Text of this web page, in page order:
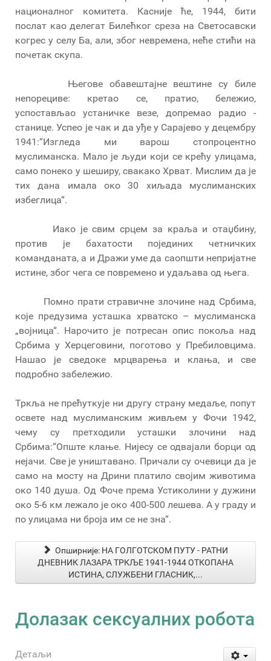
националног комитета. Касније ће, 1944, бити
послат као делегат Билећког среза на Светосавски
когрес у селу Ба, али, због невремена, неће стићи на
почетак скупа.
Његове обавештајне вештине су биле
непорециве: кретао се, пратио, бележио,
успостављао устаничке везе, допремао радио -
станице. Успео је чак и да уђе у Сарајево у децембру
1941:“Изгледа ми варош стопроцентно
муслиманска. Мало је људи који се крећу улицама,
само понеко у шеширу, свакако Хрват. Мислим да је
тих дана имала око 30 хиљада муслиманских
избеглица“.
Иако је свим срцем за краља и отаџбину,
против је бахатости појединих четничких
команданата, а и Дражи уме да саопшти непријатне
истине, због чега се повремено и удаљава од њега.
Помно прати стравичне злочине над Србима,
које предузима усташка хрватско – муслиманска
„војница“. Нарочито је потресан опис покоља над
Србима у Херцеговини, поготово у Пребиловцима.
Нашао је сведоке мрцварења и клања, и све
подробно забележио.
Тркља не прећуткује ни другу страну медаље, попут
освете над муслиманским живљем у Фочи 1942,
чему су претходили усташки злочини над
Србима:“Опште клање. Нијесу се одвајали борци од
нејачи. Све је уништавано. Причали су очевици да је
само на мосту на Дрини платило својим животима
око 140 душа. Од Фоче према Устиколини у дужини
око 5-6 км лежало је око 400-500 лешева. А у граду и
по улицама ни броја им се не зна“.
Опширније: НА ГОЛГОТСКОМ ПУТУ - РАТНИ
ДНЕВНИК ЛАЗАРА ТРКЉЕ 1941-1944 ОТКОПАНА
ИСТИНА, СЛУЖБЕНИ ГЛАСНИК,...
Долазак сексуалних робота
Детаљи